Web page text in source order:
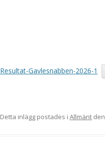
Resultat-Gavlesnabben-2026-1
Detta inlägg postades i Allmänt den